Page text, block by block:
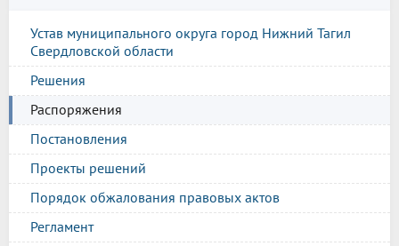
Устав муниципального округа город Нижний Тагил
Свердловской области
Решения
Распоряжения
Постановления
Проекты решений
Порядок обжалования правовых актов
Регламент